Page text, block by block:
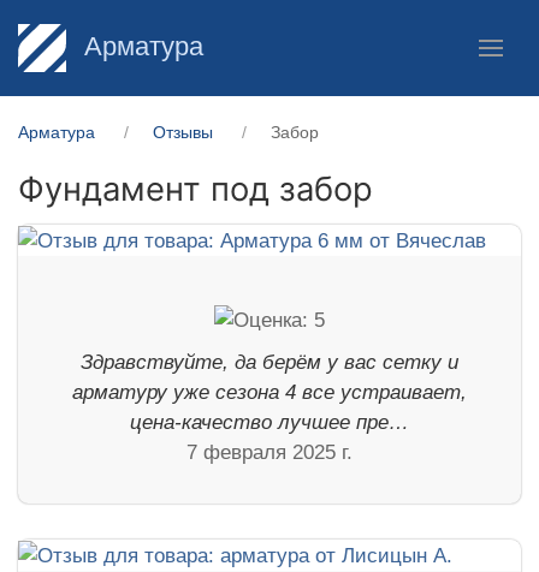
Арматура
Арматура Отзывы Забор
Фундамент под забор
Здравствуйте, да берём у вас сетку и
арматуру уже сезона 4 все устраивает,
цена-качество лучшее пре…
7 февраля 2025 г.